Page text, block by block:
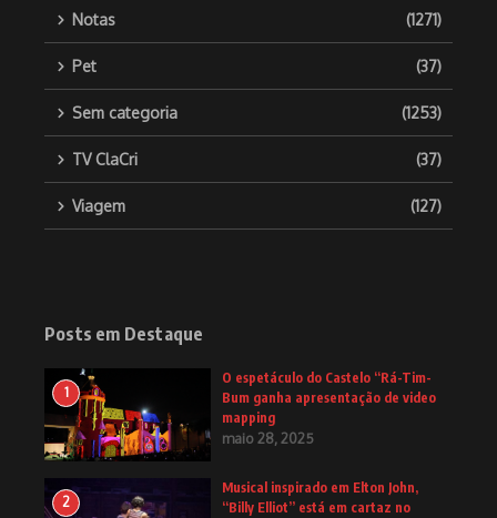
Notas (1271)
Pet (37)
Sem categoria (1253)
TV ClaCri (37)
Viagem (127)
Posts em Destaque
1
O espetáculo do Castelo “Rá-Tim-
Bum ganha apresentação de video
mapping
maio 28, 2025
2
Musical inspirado em Elton John,
“Billy Elliot” está em cartaz no